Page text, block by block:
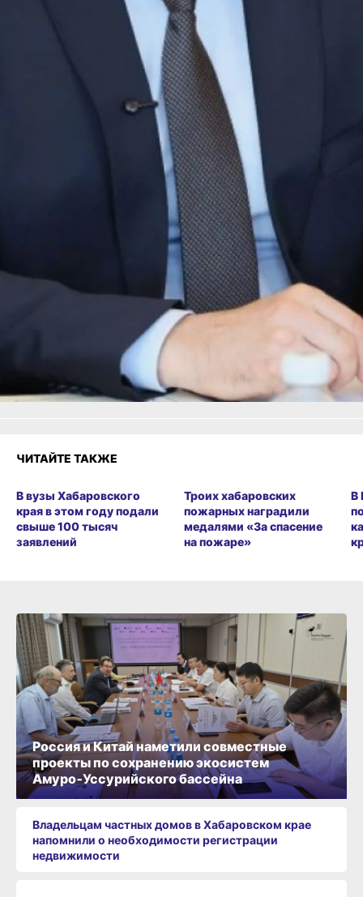
на строительство школ, больниц,
дорог и поддержку семей.
Иван Корнев, в свою очередь,
подтвердил активное сотрудничество
службы с правительством края
в сфере противодействия незаконным
финансовым операциям. Он дал
высокую оценку работе
Межрегионального управления
Росфинмониторинга по ДФО.
В завершение стороны выразили
готовность к дальнейшему открытому
диалогу и укреплению финансовой
дисциплины в Хабаровском крае.
Дмитрий Демешин провёл приём
Читайте нас в соцсетях:
ВКонтакте,
Одноклассники,
или
Как вам материал?
Удивило
Злость
ЧИТАЙТЕ ТАКЖЕ
В вузы Хабаровского
края в этом году подали
свыше 100 тысяч
заявлений
Троих хабаровских
пожарных наградили
медалями «За спасение
на пожаре»
В
Россия и Китай наметили совместные
проекты по сохранению экосистем
Амуро‑Уссурийского бассейна
Владельцам частных домов в Хабаровском крае
напомнили о необходимости регистрации
недвижимости